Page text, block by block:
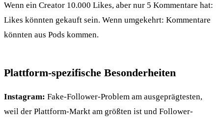
Wenn ein Creator 10.000 Likes, aber nur 5 Kommentare hat:
Likes könnten gekauft sein. Wenn umgekehrt: Kommentare
könnten aus Pods kommen.
Plattform-spezifische Besonderheiten
Instagram: Fake-Follower-Problem am ausgeprägtesten,
weil der Plattform-Markt am größten ist und Follower-